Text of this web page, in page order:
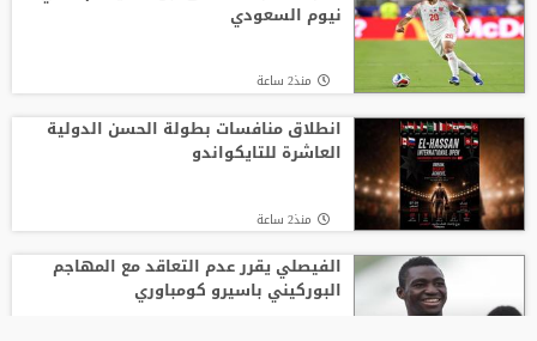
نيوم السعودي
منذ2 ساعة
انطلاق منافسات بطولة الحسن الدولية
العاشرة للتايكواندو
منذ2 ساعة
الفيصلي يقرر عدم التعاقد مع المهاجم
البوركيني باسيرو كومباوري